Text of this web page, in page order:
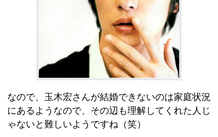
なので、玉木宏さんが結婚できないのは家庭状況
にあるようなので、その辺も理解してくれた人じ
ゃないと難しいようですね（笑）